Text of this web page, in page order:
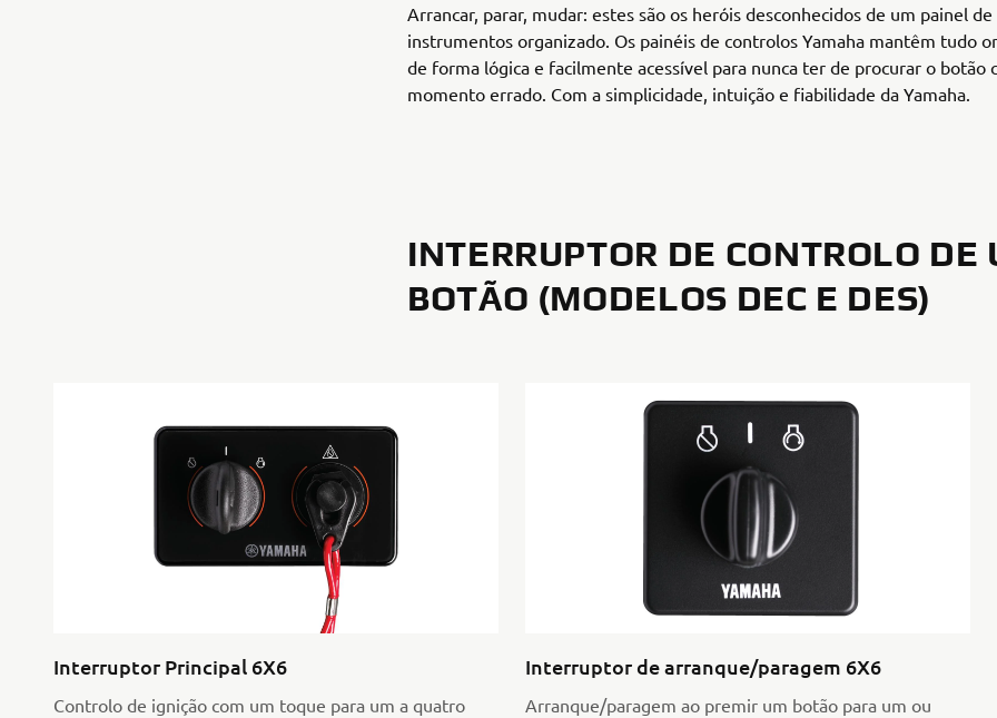
Arrancar, parar, mudar: estes são os heróis desconhecidos de um painel de
instrumentos organizado. Os painéis de controlos Yamaha mantêm tudo
de forma lógica e facilmente acessível para nunca ter de procurar o botão
momento errado. Com a simplicidade, intuição e fiabilidade da Yamaha.
INTERRUPTOR DE CONTROLO DE
BOTÃO (MODELOS DEC E DES)
Interruptor Principal 6X6
Controlo de ignição com um toque para um a quatro
Interruptor de arranque/paragem 6X6
Arranque/paragem ao premir um botão para um ou